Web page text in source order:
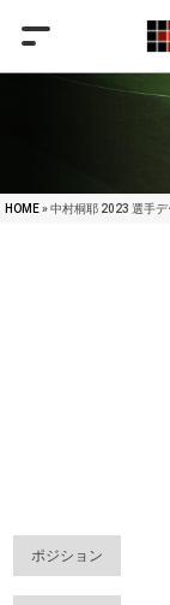
HOME» 中村桐耶 2023 選手デ
ポジション